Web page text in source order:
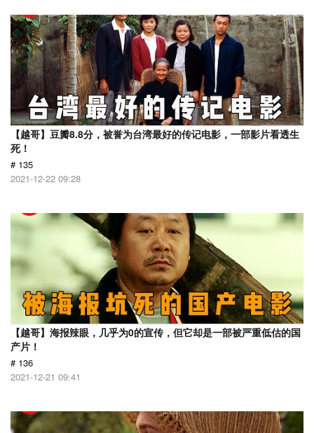
【越哥】豆瓣8.8分，被誉为台湾最好的传记电影，一部影片看透生
死！
# 135
2021-12-22 09:28
【越哥】海报辣眼，几乎为0的宣传，但它却是一部被严重低估的国
产片！
# 136
2021-12-21 09:41